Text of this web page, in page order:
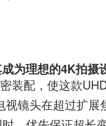
为理想的4K拍摄
装配，使这款
视镜头在超过扩展